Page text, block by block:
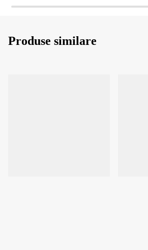
Produse similare